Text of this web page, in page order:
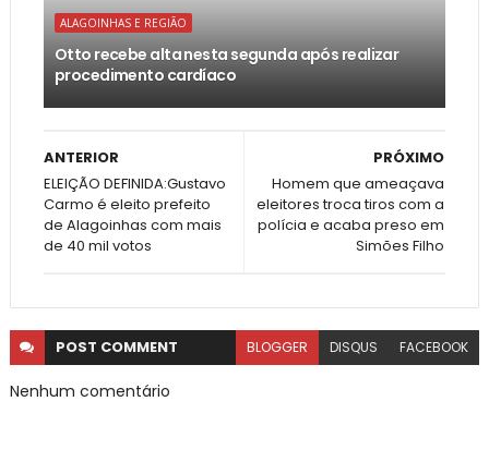
ALAGOINHAS E REGIÃO
Otto recebe alta nesta segunda após realizar
procedimento cardíaco
PRÓXIMO
Homem que ameaçava
eleitores troca tiros com a
polícia e acaba preso em
Simões Filho
ANTERIOR
ELEIÇÃO DEFINIDA:Gustavo
Carmo é eleito prefeito
de Alagoinhas com mais
de 40 mil votos
POST COMMENT BLOGGER DISQUS FACEBOOK
Nenhum comentário